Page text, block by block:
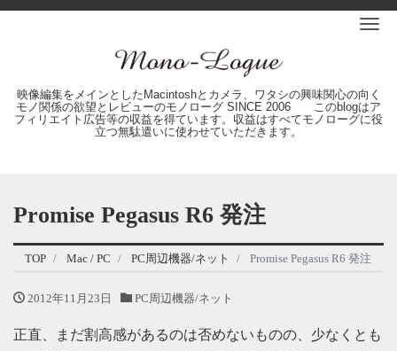
映像編集をメインとしたMacintoshとカメラ、ワタシの興味関心の向く
モノ関係の欲望とレビューのモノローグ SINCE 2006 このblogはア
フィリエイト広告等の収益を得ています。収益はすべてモノローグに役
立つ無駄遣いに使わせていただきます。
Promise Pegasus R6 発注
TOP Mac / PC PC周辺機器/ネット Promise Pegasus R6 発注
2012年11月23日 PC周辺機器/ネット
正直、まだ割高感があるのは否めないものの、少なくとも